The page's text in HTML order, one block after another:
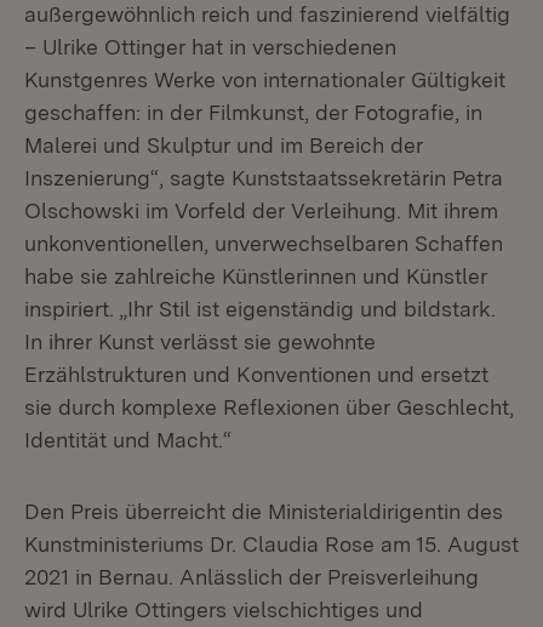
außergewöhnlich reich und faszinierend vielfältig
– Ulrike Ottinger hat in verschiedenen
Kunstgenres Werke von internationaler Gültigkeit
geschaffen: in der Filmkunst, der Fotografie, in
Malerei und Skulptur und im Bereich der
Inszenierung“, sagte Kunststaatssekretärin Petra
Olschowski im Vorfeld der Verleihung. Mit ihrem
unkonventionellen, unverwechselbaren Schaffen
habe sie zahlreiche Künstlerinnen und Künstler
inspiriert. „Ihr Stil ist eigenständig und bildstark.
In ihrer Kunst verlässt sie gewohnte
Erzählstrukturen und Konventionen und ersetzt
sie durch komplexe Reflexionen über Geschlecht,
Identität und Macht.“
Den Preis überreicht die Ministerialdirigentin des
Kunstministeriums Dr. Claudia Rose am 15. August
2021 in Bernau. Anlässlich der Preisverleihung
wird Ulrike Ottingers vielschichtiges und